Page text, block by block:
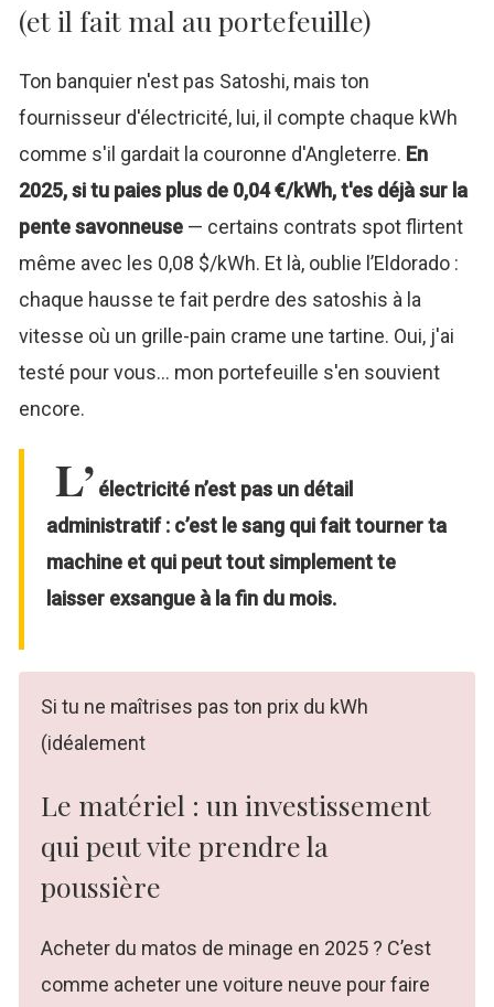
(et il fait mal au portefeuille)
Ton banquier n'est pas Satoshi, mais ton
fournisseur d'électricité, lui, il compte chaque kWh
comme s'il gardait la couronne d'Angleterre. En
2025, si tu paies plus de 0,04 €/kWh, t'es déjà sur la
pente savonneuse— certains contrats spot flirtent
même avec les 0,08 $/kWh. Et là, oublie l’Eldorado :
chaque hausse te fait perdre des satoshis à la
vitesse où un grille-pain crame une tartine. Oui, j'ai
testé pour vous… mon portefeuille s'en souvient
encore.
L’ électricité n’est pas un détail
administratif : c’est le sang qui fait tourner ta
machine et qui peut tout simplement te
laisser exsangue à la fin du mois.
Si tu ne maîtrises pas ton prix du kWh
(idéalement
Le matériel : un investissement
qui peut vite prendre la
poussière
Acheter du matos de minage en 2025 ? C’est
comme acheter une voiture neuve pour faire